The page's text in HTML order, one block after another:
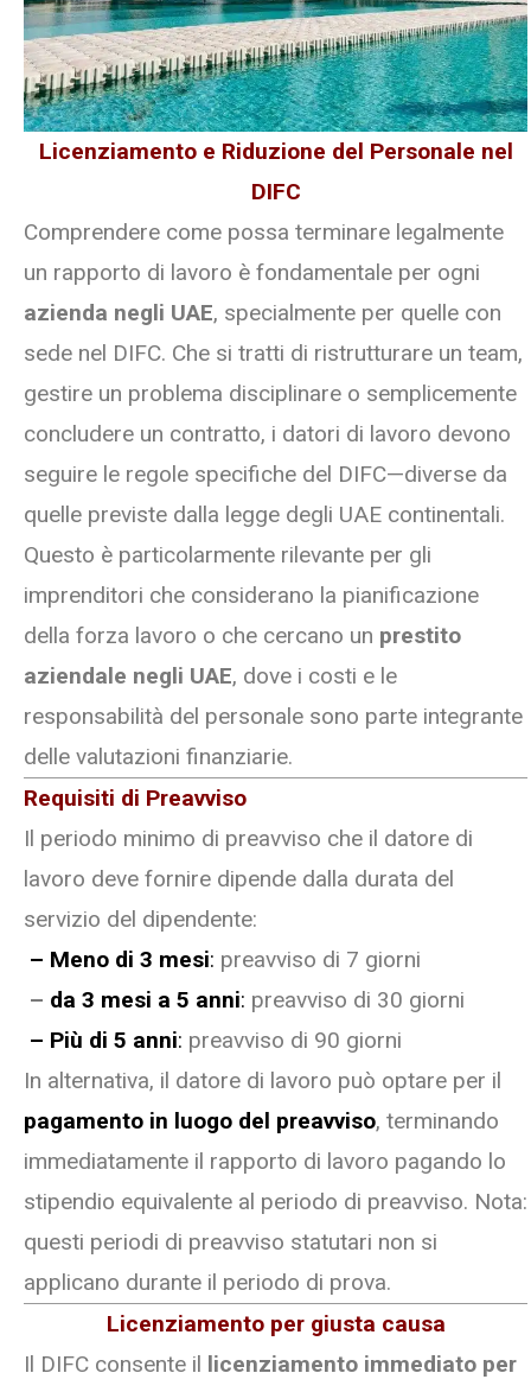
Licenziamento e Riduzione del Personale nel
DIFC
Comprendere come possa terminare legalmente
un rapporto di lavoro è fondamentale per ogni
azienda negli UAE, specialmente per quelle con
sede nel DIFC. Che si tratti di ristrutturare un team,
gestire un problema disciplinare o semplicemente
concludere un contratto, i datori di lavoro devono
seguire le regole specifiche del DIFC—diverse da
quelle previste dalla legge degli UAE continentali.
Questo è particolarmente rilevante per gli
imprenditori che considerano la pianificazione
della forza lavoro o che cercano un prestito
aziendale negli UAE, dove i costi e le
responsabilità del personale sono parte integrante
delle valutazioni finanziarie.
Requisiti di Preavviso
Il periodo minimo di preavviso che il datore di
lavoro deve fornire dipende dalla durata del
servizio del dipendente:
– Meno di 3 mesi: preavviso di 7 giorni
– da 3 mesi a 5 anni: preavviso di 30 giorni
– Più di 5 anni: preavviso di 90 giorni
In alternativa, il datore di lavoro può optare per il
pagamento in luogo del preavviso, terminando
immediatamente il rapporto di lavoro pagando lo
stipendio equivalente al periodo di preavviso. Nota:
questi periodi di preavviso statutari non si
applicano durante il periodo di prova.
Licenziamento per giusta causa
Il DIFC consente il licenziamento immediato per